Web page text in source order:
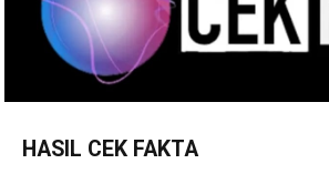
HASIL CEK FAKTA